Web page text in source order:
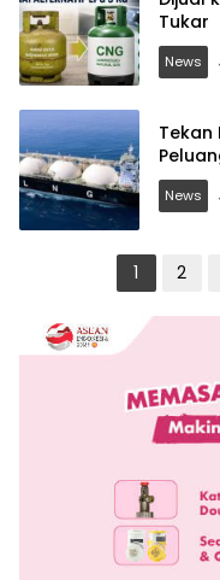
Tukar
News
Tekan
News
1 2